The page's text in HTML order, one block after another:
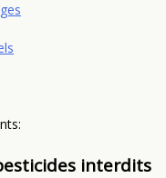
interdits